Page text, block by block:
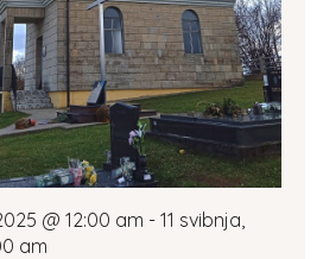
@ 12:00 am - 11 svibnja,
am